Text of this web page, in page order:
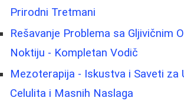
Prirodni Tretmani
Rešavanje Problema sa Gljivičnim
Noktiju - Kompletan Vodič
Mezoterapija - Iskustva i Saveti za
Celulita i Masnih Naslaga